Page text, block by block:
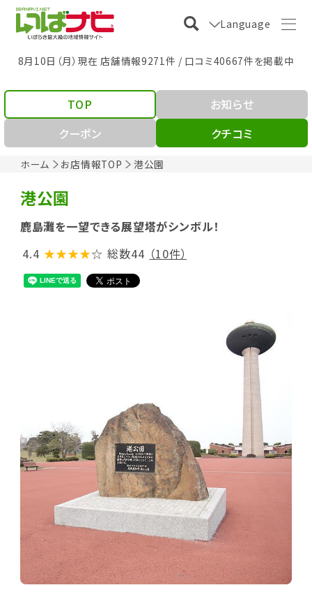
Language
8月10日（月）現在 店舗情報9271件 / 口コミ40667件を掲載中
ホーム お店情報TOP 港公園
TOP
お知らせ
クーポン
クチコミ
港公園
鹿島灘を一望できる展望塔がシンボル！
4.4 ★★★★☆ 総数44 （10件）